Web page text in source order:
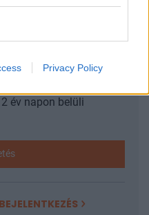
Privacy Policy
hírarchívumához
tartalmazza:
év napon belüli
BEJELENTKEZÉS